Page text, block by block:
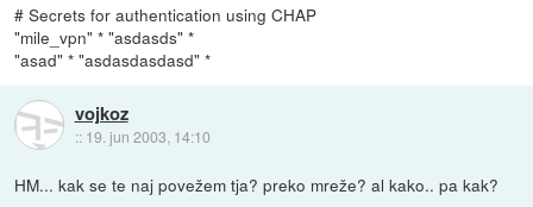
# Secrets for authentication using CHAP
"mile_vpn" * "asdasds" *
"asad" * "asdasdasdasd" *
vojkoz
:: 19. jun 2003, 14:10
HM... kak se te naj povežem tja? preko mreže? al kako.. pa kak?